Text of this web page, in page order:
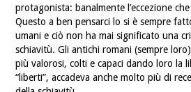
protagonista: banalmente l’eccezione
Questo a ben pensarci lo si è sempre
umani e ciò non ha mai significato una
schiavitù. Gli antichi romani (sempre
più valorosi, colti e capaci dando loro la
“liberti”, accadeva anche molto più di